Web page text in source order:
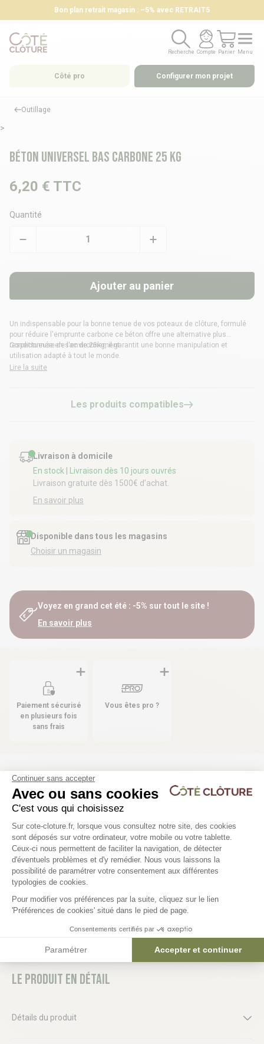
Bon plan retrait magasin : –5% avec RETRAIT5
Recherche
Recherche
Compte
Compte
Panier
Panier
Menu
Menu
Côté pro Configurer mon projet
Outillage
Béton universel Bas Carbone 25 kg
>
6,20 € TTC
Quantité
Ajouter au panier
Un indispensable pour la bonne tenue de vos poteaux de clôture, formulé
pour réduire l'emprunte carbone ce béton offre une alternative plus
respectueuse de l'environnement
Conditionnée en sac de 25kg, il garantit une bonne manipulation et
utilisation adapté à tout le monde.
Lire la suite
Les produits compatibles
Livraison à domicile
En stock
| Livraison dès 10 jours ouvrés
Livraison gratuite dès 1500€ d’achat.
En savoir plus
Disponible dans tous les magasins
Choisir un magasin
Voyez en grand cet été : -5% sur tout le site !
En savoir plus
Paiement sécurisé
en plusieurs fois
sans frais
Vous êtes pro ?
Les produits compatibles
Pelle col de cygne 21cm
10,20 €
Manche pour pelle col
7,20 €
Le produit en détail
Détails du produit
Continuer sans accepter
Avec ou sans cookies
C'est vous qui choisissez
Plateforme de Gestion du
Sur cote-cloture.fr, lorsque vous consultez notre site, des cookies
sont déposés sur votre ordinateur, votre mobile ou votre tablette.
Ceux-ci nous permettent de faciliter la navigation, de détecter
d'éventuels problèmes et d'y remédier. Nous vous laissons la
possibilité de paramétrer votre consentement aux différentes
typologies de cookies.
Pour modifier vos préférences par la suite, cliquez sur le lien
'Préférences de cookies' situé dans le pied de page.
Consentements certifiés par
Paramétrer Accepter et continuer
Axeptio consent